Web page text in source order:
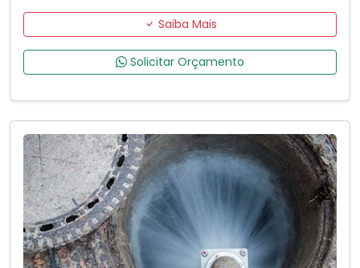
Saiba Mais
Solicitar Orçamento